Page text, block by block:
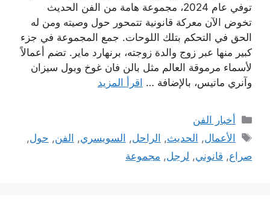
توفي عام 2024، مجموعة هامة من الفن الحديث
تخوض الآن معركة قانونية تتمحور حول وصيته ومن له
الحق في التحكم بتلك اللوحات. جمع المجموعة في جزء
كبير منها عبر زوج والدة زوجته، برنهارد ماير. تضم أعمالاً
لأسماء مرموقة العالم مثل بالن فان غوخ وبول سيزان
وآنري ماتيس، بالإضافة … اقرأ المزيد
التصنيفات
أخبار الفن
الوسوم
الأعمال, الحديث, الراحل, السويسري, الفن, حول,
صراع, قانوني, لرجل, مجموعة